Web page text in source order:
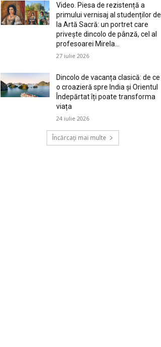
Video. Piesa de rezistență a
primului vernisaj al studenților de
la Artă Sacră: un portret care
privește dincolo de pânză, cel al
profesoarei Mirela...
27 iulie 2026
Dincolo de vacanța clasică: de ce
o croazieră spre India și Orientul
Îndepărtat îți poate transforma
viața
24 iulie 2026
Încărcați mai multe